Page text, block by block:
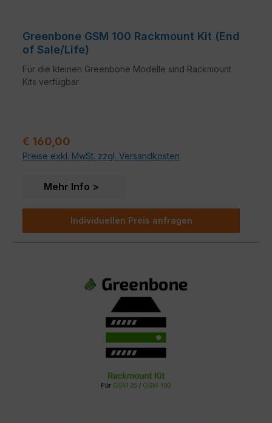
Greenbone GSM 100 Rackmount Kit (End
of Sale/Life)
Für die kleinen Greenbone Modelle sind Rackmount
Kits verfügbar
Regulärer Preis:
€ 160,00
Preise exkl. MwSt. zzgl. Versandkosten
Mehr Info
Individuellen Preis anfragen